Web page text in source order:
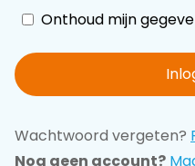
E-learnings
Praat mee
Onthoud mijn
Wachtwoord vergeten?
Nog geen account?